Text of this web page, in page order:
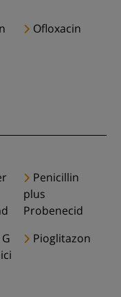
Ofloxacin
Penicillin
plus
Probenecid
Pioglitazon